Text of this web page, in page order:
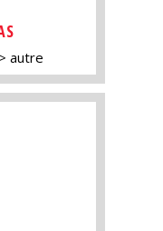
autre